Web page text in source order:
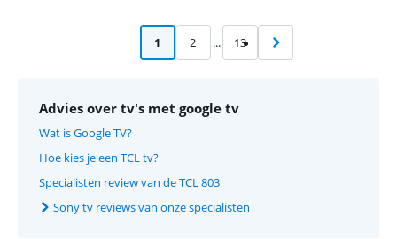
1 2 ... 13
Advies over tv's met google tv
Wat is Google TV?
Hoe kies je een TCL tv?
Specialisten review van de TCL 803
Sony tv reviews van onze specialisten